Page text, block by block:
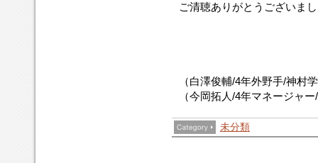
ご清聴ありがとうございま
（白澤俊輔/4年外野手/神村
（今岡拓人/4年マネージャ
未分類